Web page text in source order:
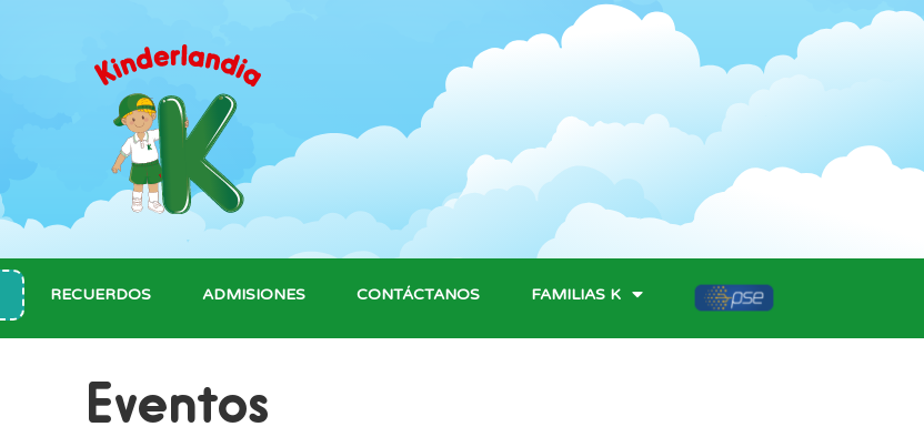
RECUERDOS ADMISIONES CONTÁCTANOS FAMILIAS K
Eventos